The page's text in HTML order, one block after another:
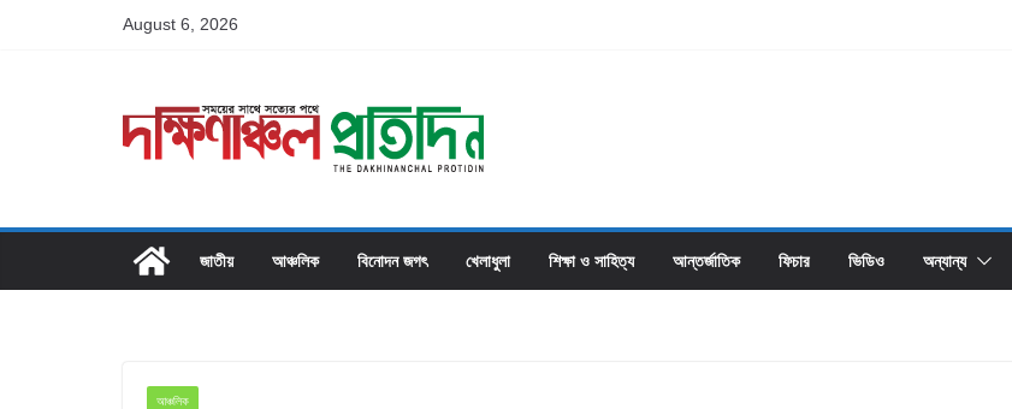
August 6, 2026
জাতীয় আঞ্চলিক বিনোদন জগৎ খেলাধুলা শিক্ষা ও সাহিত্য আন্তর্জাতিক ফিচার ভিডিও অন্যান্য
আঞ্চলিক